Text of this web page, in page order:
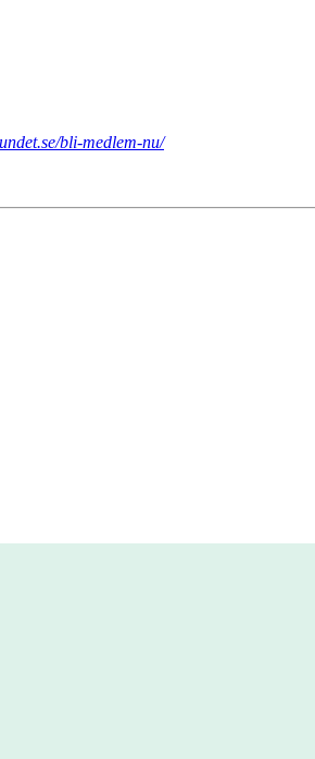
bli-medlem-nu/